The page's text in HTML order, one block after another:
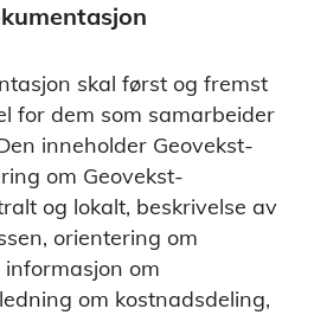
skal først og fremst
for dem som samarbeider
inneholder Geovekst-
om Geovekst-
og lokalt, beskrivelse av
orientering om
om
om kostnadsdeling,